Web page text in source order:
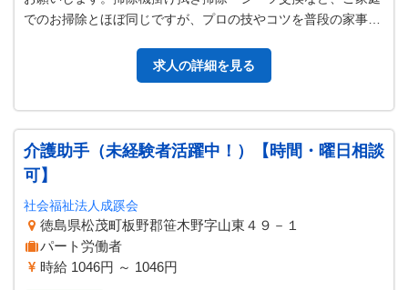
でのお掃除とほぼ同じですが、プロの技やコツを普段の家事に
求人の詳細を見る
介護助手（未経験者活躍中！）【時間・曜日相談
可】
社会福祉法人成蹊会
徳島県松茂町板野郡笹木野字山東４９－１
パート労働者
時給 1046円 ～ 1046円